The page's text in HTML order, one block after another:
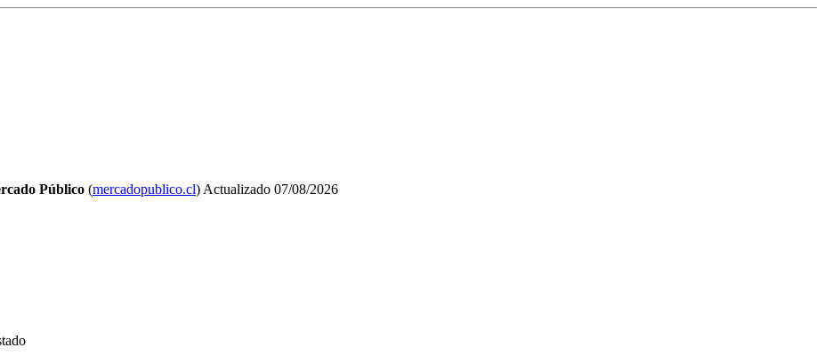
Público (mercadopublico.cl) Actualizado 07/08/2026